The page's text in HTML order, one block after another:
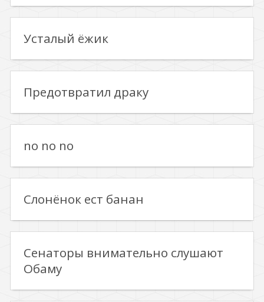
Усталый ёжик
Предотвратил драку
no no no
Слонёнок ест банан
Сенаторы внимательно слушают
Обаму